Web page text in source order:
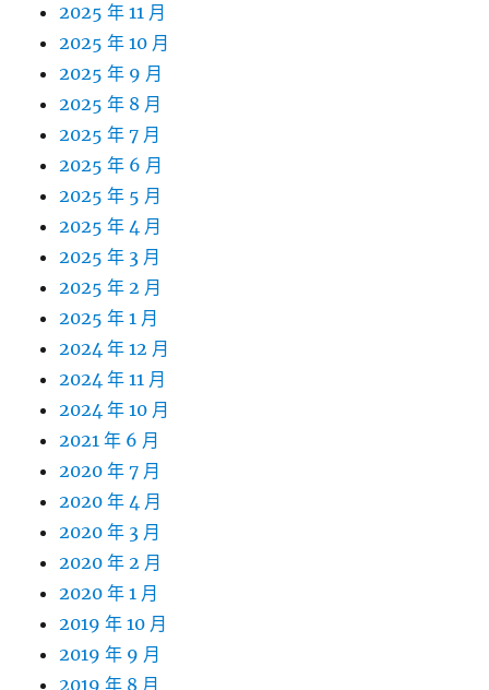
2025 年 11 月
2025 年 10 月
2025 年 9 月
2025 年 8 月
2025 年 7 月
2025 年 6 月
2025 年 5 月
2025 年 4 月
2025 年 3 月
2025 年 2 月
2025 年 1 月
2024 年 12 月
2024 年 11 月
2024 年 10 月
2021 年 6 月
2020 年 7 月
2020 年 4 月
2020 年 3 月
2020 年 2 月
2020 年 1 月
2019 年 10 月
2019 年 9 月
2019 年 8 月